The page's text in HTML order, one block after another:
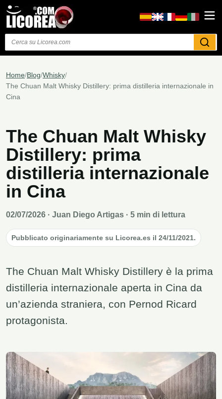
Cerca
Home/Blog/Whisky/
The Chuan Malt Whisky Distillery: prima distilleria internazionale in
Cina
The Chuan Malt Whisky
Distillery: prima
distilleria internazionale
in Cina
02/07/2026 · Juan Diego Artigas · 5 min di lettura
Pubblicato originariamente su Licorea.es il 24/11/2021.
The Chuan Malt Whisky Distillery è la prima
distilleria internazionale aperta in Cina da
un’azienda straniera, con Pernod Ricard
protagonista.